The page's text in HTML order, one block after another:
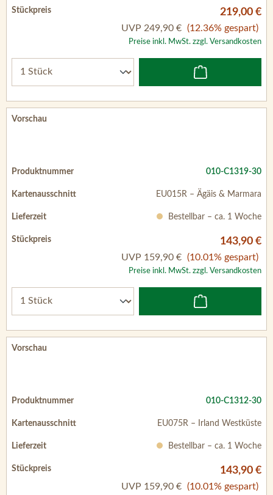
219,00 €
UVP 249,90 € (12.36% gespart)
Preise inkl. MwSt. zzgl. Versandkosten
010-C1319-30
EU015R – Ägäis & Marmara
Bestellbar – ca. 1 Woche
143,90 €
UVP 159,90 € (10.01% gespart)
Preise inkl. MwSt. zzgl. Versandkosten
010-C1312-30
EU075R – Irland Westküste
Bestellbar – ca. 1 Woche
143,90 €
UVP 159,90 € (10.01% gespart)